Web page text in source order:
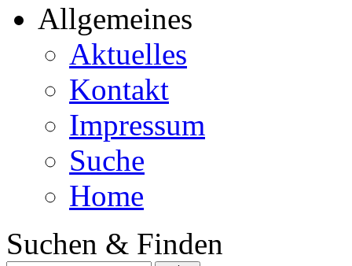
Allgemeines
Aktuelles
Kontakt
Impressum
Suche
Home
Suchen & Finden